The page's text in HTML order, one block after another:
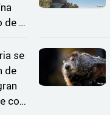
de la
se
de
con